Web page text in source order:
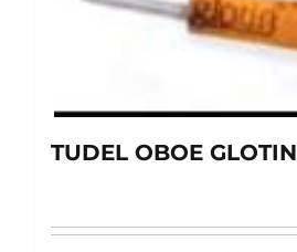
TUDEL OBOE GLOTIN